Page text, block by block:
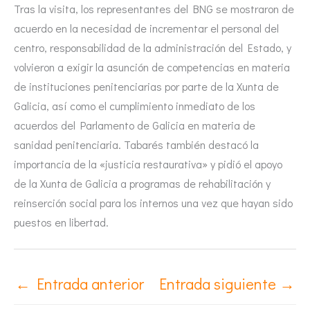
Tras la visita, los representantes del BNG se mostraron de
acuerdo en la necesidad de incrementar el personal del
centro, responsabilidad de la administración del Estado, y
volvieron a exigir la asunción de competencias en materia
de instituciones penitenciarias por parte de la Xunta de
Galicia, así como el cumplimiento inmediato de los
acuerdos del Parlamento de Galicia en materia de
sanidad penitenciaria. Tabarés también destacó la
importancia de la «justicia restaurativa» y pidió el apoyo
de la Xunta de Galicia a programas de rehabilitación y
reinserción social para los internos una vez que hayan sido
puestos en libertad.
← Entrada anterior Entrada siguiente →